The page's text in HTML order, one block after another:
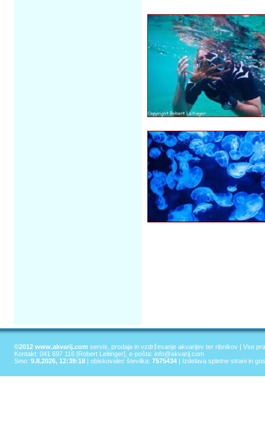
©2012 www.akvarij.com servis, prodaja in vzdrževanje akvarijev ter ribnikov | Vse
Kontakt: 041 697 116 [Robert Leitinger], e-pošta: info@akvarij.com
Smo: 9.8.2026, 12:39:18 | obiskovalec številka: 7575434 | Izdelava spletne strani in